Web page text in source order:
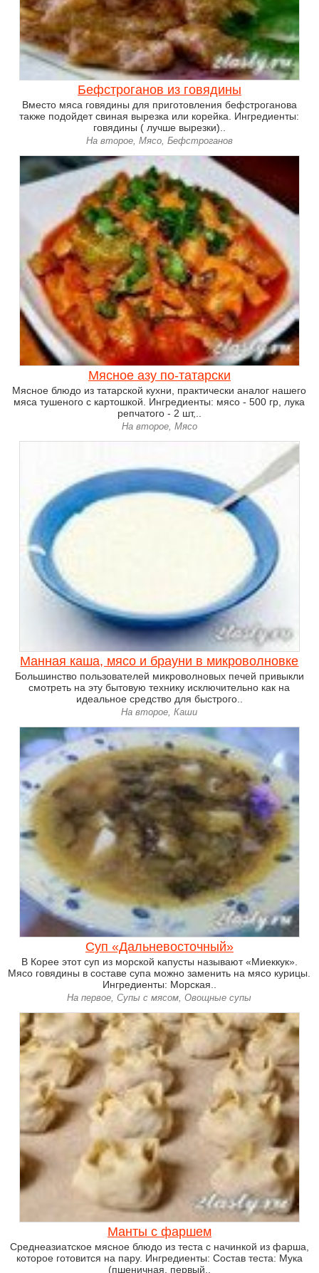
Бефстроганов из говядины
Вместо мяса говядины для приготовления бефстроганова
также подойдет свиная вырезка или корейка. Ингредиенты:
говядины ( лучше вырезки)..
На второе, Мясо, Бефстроганов
Мясное азу по-татарски
Мясное блюдо из татарской кухни, практически аналог нашего
мяса тушеного с картошкой. Ингредиенты: мясо - 500 гр, лука
репчатого - 2 шт,..
На второе, Мясо
Манная каша, мясо и брауни в микроволновке
Большинство пользователей микроволновых печей привыкли
смотреть на эту бытовую технику исключительно как на
идеальное средство для быстрого..
На второе, Каши
Суп «Дальневосточный»
В Корее этот суп из морской капусты называют «Миеккук».
Мясо говядины в составе супа можно заменить на мясо курицы.
Ингредиенты: Морская..
На первое, Супы с мясом, Овощные супы
Манты с фаршем
Среднеазиатское мясное блюдо из теста с начинкой из фарша,
которое готовится на пару. Ингредиенты: Состав теста: Мука
(пшеничная, первый..